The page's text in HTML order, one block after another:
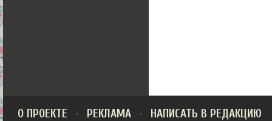
О ПРОЕКТЕ РЕКЛАМА НАПИСАТЬ В РЕДАКЦИЮ